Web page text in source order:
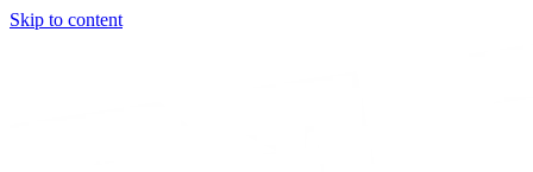
Skip to content